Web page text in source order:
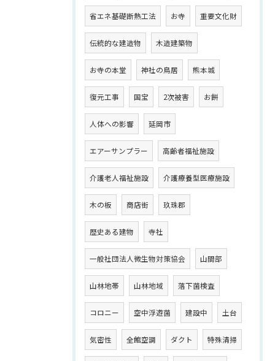
省エネ基礎断熱工法 お寺 重要文化財
伝統的な建造物 木造建築物
お寺の本堂 神社の鳥居 熊本城
復元工事 国宝 2次被害 お餅
人体への影響 延岡市
エアーサンプラー 高齢者福祉施設
介護老人福祉施設 介護療養型医療施設
木の板 商店街 玖珠郡
歴史ある建物 寺社
一般社団法人微生物対策協会 山間部
山林地帯 山林地域 落下菌検査
コロニー 空中浮遊菌 建設中 土台
気密性 全館空調 ダクト 特殊清掃